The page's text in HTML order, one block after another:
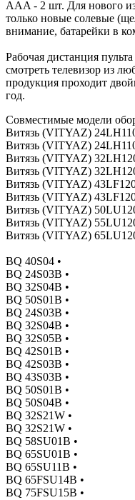
AAA - 2 шт. Для нового
только новые солевые
внимание, батарейки в
Рабочая дистанция
смотреть телевизор из
продукция проходит
год.
Совместимые модели
Витязь (VITYAZ)
Витязь (VITYAZ)
Витязь (VITYAZ)
Витязь (VITYAZ)
Витязь (VITYAZ)
Витязь (VITYAZ)
Витязь (VITYAZ)
Витязь (VITYAZ)
Витязь (VITYAZ)
BQ 40S04 •
BQ 24S03B •
BQ 32S04B •
BQ 50S01B •
BQ 24S03B •
BQ 32S04B •
BQ 32S05B •
BQ 42S01B •
BQ 42S03B •
BQ 43S03B •
BQ 50S01B •
BQ 50S04B •
BQ 32S21W •
BQ 32S21W •
BQ 58SU01B •
BQ 65SU01B •
BQ 65SU11B •
BQ 65FSU14B •
BQ 75FSU15B •